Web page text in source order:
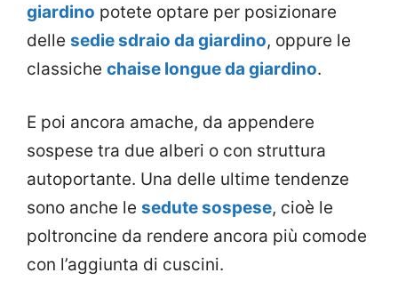
giardino potete optare per posizionare
delle sedie sdraio da giardino, oppure le
classiche chaise longue da giardino.
E poi ancora amache, da appendere
sospese tra due alberi o con struttura
autoportante. Una delle ultime tendenze
sono anche le sedute sospese, cioè le
poltroncine da rendere ancora più comode
con l’aggiunta di cuscini.